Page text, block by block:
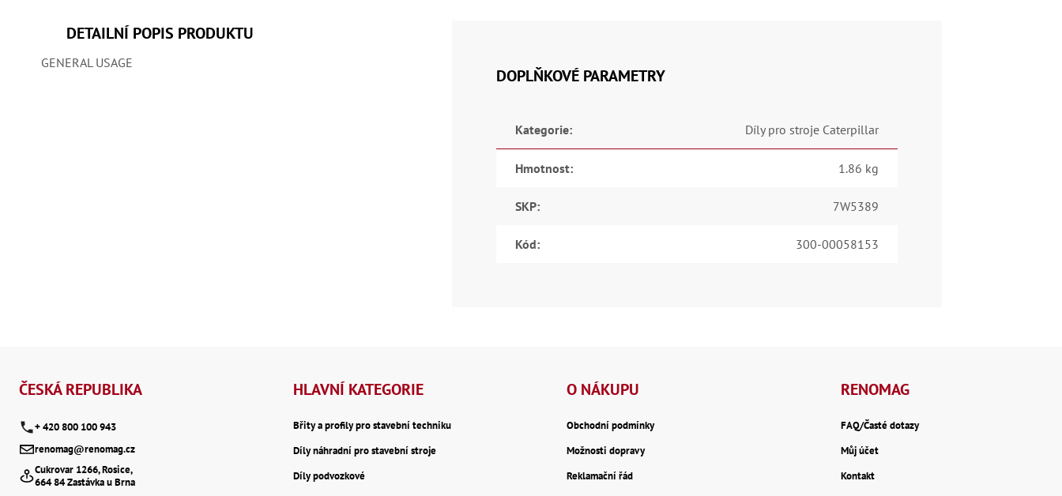
DETAILNÍ POPIS PRODUKTU
GENERAL USAGE
DOPLŇKOVÉ PARAMETRY
Kategorie: Díly pro stroje Caterpillar
Hmotnost: 1.86 kg
SKP: 7W5389
Kód: 300-00058153
ČESKÁ REPUBLIKA
+ 420 800 100 943
renomag@renomag.cz
Cukrovar 1266, Rosice,
664 84 Zastávka u Brna
HLAVNÍ KATEGORIE
Břity a profily pro stavební techniku
Díly náhradní pro stavební stroje
Díly podvozkové
O NÁKUPU
Obchodní podmínky
Možnosti dopravy
Reklamační řád
RENOMAG
FAQ/Časté dotazy
Můj účet
Kontakt